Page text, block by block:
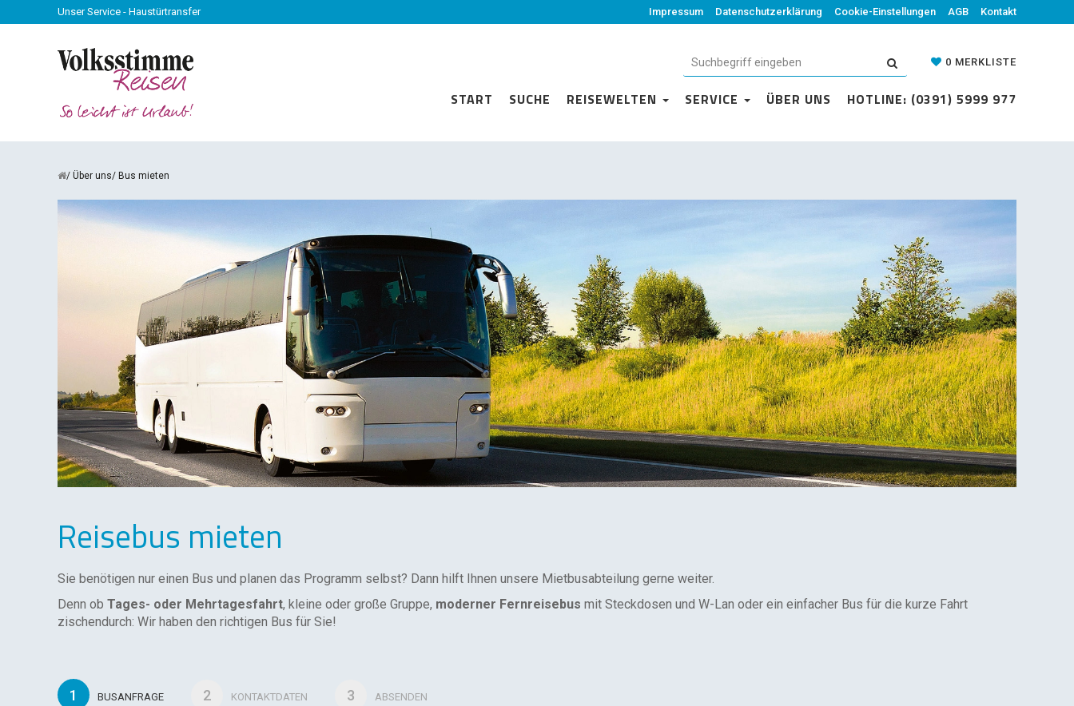
Unser Service - Haustürtransfer Impressum Datenschutzerklärung Cookie-Einstellungen AGB Kontakt
0 MERKLISTE
START SUCHE REISEWELTEN SERVICE ÜBER UNS HOTLINE: (0391) 5999 977
Über uns Bus mieten
Reisebus mieten
Sie benötigen nur einen Bus und planen das Programm selbst? Dann hilft Ihnen unsere Mietbusabteilung gerne weiter.
Denn ob Tages- oder Mehrtagesfahrt, kleine oder große Gruppe, moderner Fernreisebus mit Steckdosen und W-Lan oder ein einfacher Bus für die kurze Fahrt
zischendurch: Wir haben den richtigen Bus für Sie!
1 BUSANFRAGE 2 KONTAKTDATEN 3 ABSENDEN